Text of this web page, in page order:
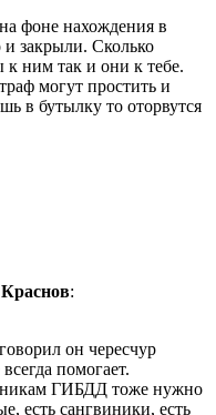
фоне нахождения в
и закрыли. Сколько
к ним так и они к тебе.
могут простить и
в бутылку то оторвутся
:
он чересчур
помогает.
ГИБДД тоже нужно
есть сангвиники, есть